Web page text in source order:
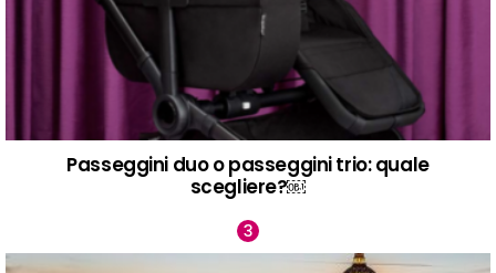
Passeggini duo o passeggini trio: quale
scegliere?￼